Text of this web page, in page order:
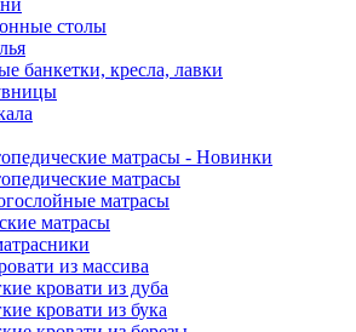
столы
банкетки, кресла, лавки
матрасы - Новинки
матрасы
матрасы
матрасы
из массива
кровати из дуба
кровати из бука